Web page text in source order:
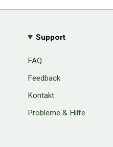
Support
FAQ
Feedback
Kontakt
Probleme & Hilfe